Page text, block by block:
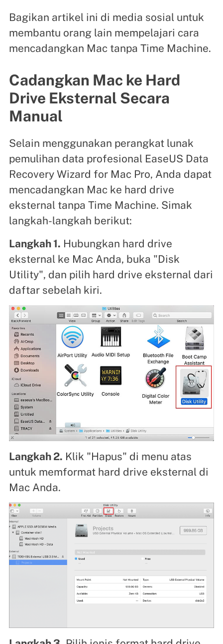
Bagikan artikel ini di media sosial untuk
membantu orang lain mempelajari cara
mencadangkan Mac tanpa Time Machine.
Cadangkan Mac ke Hard
Drive Eksternal Secara
Manual
Selain menggunakan perangkat lunak
pemulihan data profesional EaseUS Data
Recovery Wizard for Mac Pro, Anda dapat
mencadangkan Mac ke hard drive
eksternal tanpa Time Machine. Simak
langkah-langkah berikut:
Langkah 1. Hubungkan hard drive
eksternal ke Mac Anda, buka "Disk
Utility", dan pilih hard drive eksternal dari
daftar sebelah kiri.
Langkah 2. Klik "Hapus" di menu atas
untuk memformat hard drive eksternal di
Mac Anda.